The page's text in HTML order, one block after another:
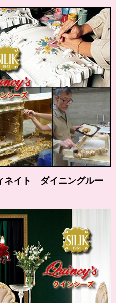
ネイト ダイニングルー